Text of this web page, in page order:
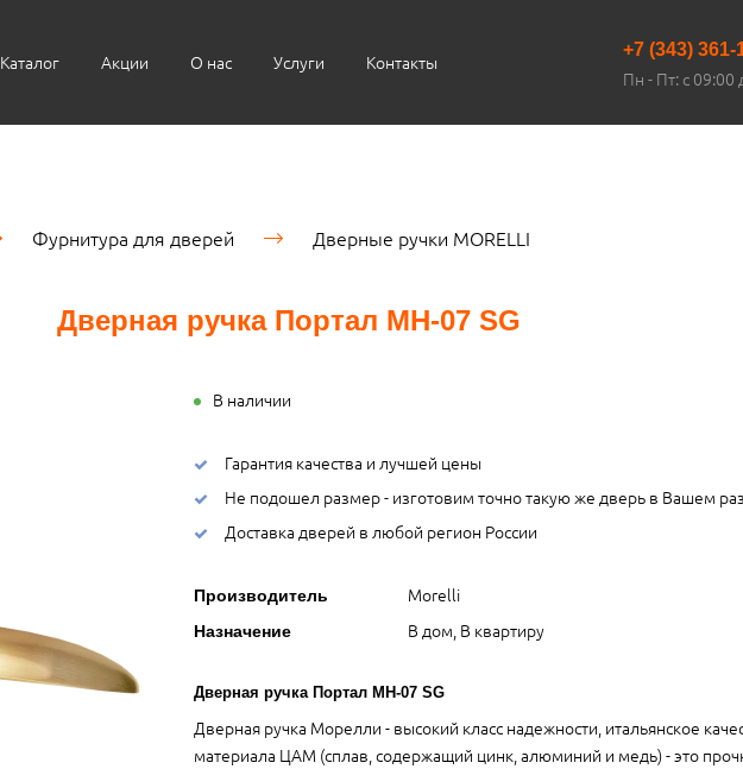
Каталог Акции О нас Услуги Контакты
+7 (343) 361-
Пн - Пт: с 09:00
Фурнитура для дверей Дверные ручки MORELLI
Дверная ручка Портал MH-07 SG
В наличии
Гарантия качества и лучшей цены
Не подошел размер - изготовим точно такую же дверь в Вашем
Доставка дверей в любой регион России
Производитель Morelli
Назначение В дом, В квартиру
Дверная ручка Портал MH-07 SG
Дверная ручка Морелли - высокий класс надежности, итальянское
материала ЦАМ (сплав, содержащий цинк, алюминий и медь) - это